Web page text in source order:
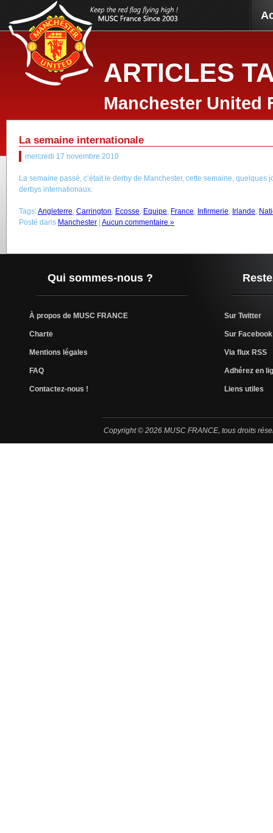
ARTICLES
Manchester United
La semaine internationale
mercredi 17 novembre 2010
La semaine passé, c’était le derby de Manchester, cette semaine, quelques
derbys internationaux.
Tags:Angleterre Carrington Ecosse Equipe France Infirmerie Irlande
Posté dans Manchester | Aucun commentaire »
Qui sommes-nous ?
À propos de MUSC FRANCE
Charte
Mentions légales
FAQ
Contactez-nous !
Sur Twitter
Sur Facebook
Via flux RSS
Adhérez en
Liens utiles
Copyright © 2026 MUSC FRANCE, tous droits